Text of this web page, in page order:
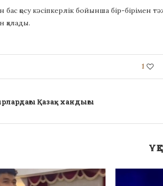
бас қосу кәсіпкерлік бойынша бір-бірімен
қалады.
1
Қазақ хандығы